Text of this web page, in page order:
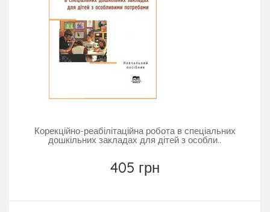
Корекційно-реабілітаційна робота в спеціальних
дошкільних закладах для дітей з особли..
405 грн